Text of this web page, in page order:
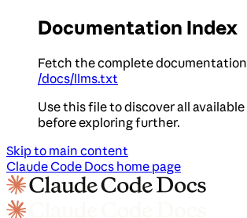
Documentation Index
Fetch the complete
/docs/llms.txt
Use this file to discover all available
before exploring further.
Skip to main content
Claude Code Docs home page